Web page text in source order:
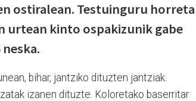
ostiralean. Testuinguru
urtean kinto ospakizunik gabe
bihar, jantziko dituzten jantziak.
izanen dituzte. Koloretako baserritar